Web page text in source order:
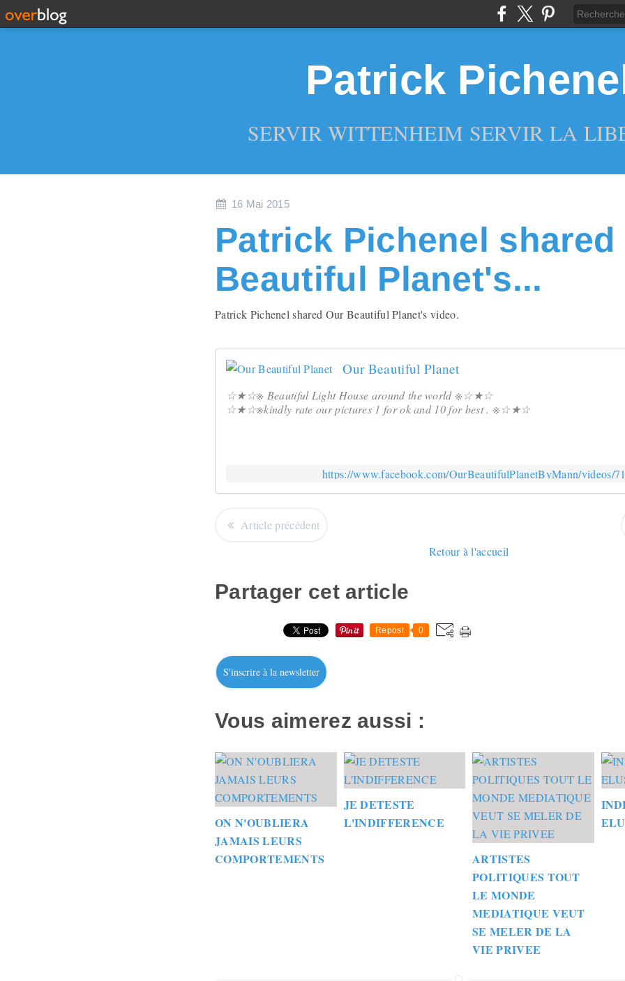
Patrick
SERVIR WITTENHEIM SERVIR LA
16 Mai 2015
Patrick Pichenel shared
Beautiful Planet's...
Patrick Pichenel shared Our Beautiful Planet's video.
Our Beautiful Planet
☆★☆※ Beautiful Light House around the world ※☆★☆
☆★☆※kindly rate our pictures 1 for ok and 10 for best . ※☆★☆
https://www.facebook.com/OurBeautifulPlanetByMann/videos/
Article précédent
Retour à l'accueil
Partager cet article
Repost 0
S'inscrire à la newsletter
Vous aimerez aussi :
ON N'OUBLIERA
JAMAIS LEURS
COMPORTEMENTS
JE DETESTE
L'INDIFFERENCE
ARTISTES
POLITIQUES TOUT
LE MONDE
MEDIATIQUE VEUT
SE MELER DE LA
VIE PRIVEE